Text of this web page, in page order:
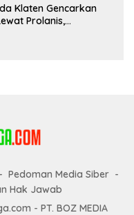
Klaten Gencarkan
Prolanis,
Pedoman Media Siber
Hak Jawab
- PT. BOZ MEDIA